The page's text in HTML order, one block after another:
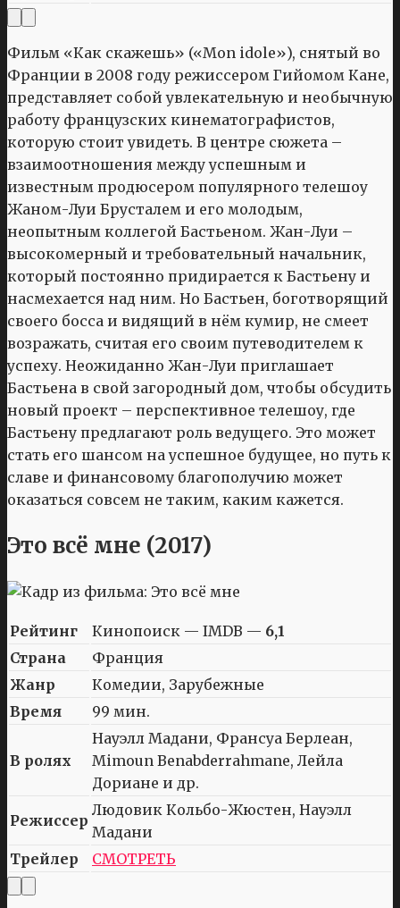
Фильм «Как скажешь» («Mon idole»), снятый во
Франции в 2008 году режиссером Гийомом Кане,
представляет собой увлекательную и необычную
работу французских кинематографистов,
которую стоит увидеть. В центре сюжета –
взаимоотношения между успешным и
известным продюсером популярного телешоу
Жаном-Луи Брусталем и его молодым,
неопытным коллегой Бастьеном. Жан-Луи –
высокомерный и требовательный начальник,
который постоянно придирается к Бастьену и
насмехается над ним. Но Бастьен, боготворящий
своего босса и видящий в нём кумир, не смеет
возражать, считая его своим путеводителем к
успеху. Неожиданно Жан-Луи приглашает
Бастьена в свой загородный дом, чтобы обсудить
новый проект – перспективное телешоу, где
Бастьену предлагают роль ведущего. Это может
стать его шансом на успешное будущее, но путь к
славе и финансовому благополучию может
оказаться совсем не таким, каким кажется.
Это всё мне (2017)
Рейтинг Кинопоиск — IMDB — 6,1
Страна
Франция
Жанр
Комедии, Зарубежные
Время
99 мин.
В ролях
Науэлл Мадани, Франсуа Берлеан,
Mimoun Benabderrahmane, Лейла
Дориане и др.
Режиссер
Людовик Кольбо-Жюстен, Науэлл
Мадани
Трейлер
СМОТРЕТЬ